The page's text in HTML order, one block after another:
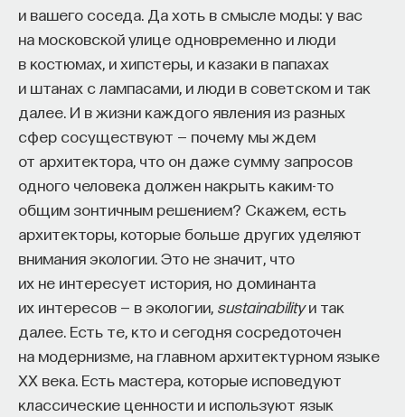
и вашего соседа. Да хоть в смысле моды: у вас
на московской улице одновременно и люди
в костюмах, и хипстеры, и казаки в папахах
и штанах с лампасами, и люди в советском и так
далее. И в жизни каждого явления из разных
сфер сосуществуют — почему мы ждем
от архитектора, что он даже сумму запросов
одного человека должен накрыть каким-то
общим зонтичным решением? Скажем, есть
архитекторы, которые больше других уделяют
внимания экологии. Это не значит, что
их не интересует история, но доминанта
их интересов — в экологии, sustainabilityи так
далее. Есть те, кто и сегодня сосредоточен
на модернизме, на главном архитектурном языке
XX века. Есть мастера, которые исповедуют
классические ценности и используют язык